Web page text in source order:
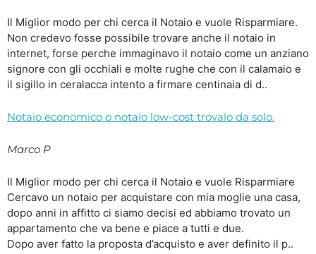
Il Miglior modo per chi cerca il Notaio e vuole Risparmiare.
Non credevo fosse possibile trovare anche il notaio in
internet, forse perche immaginavo il notaio come un anziano
signore con gli occhiali e molte rughe che con il calamaio e
il sigillo in ceralacca intento a firmare centinaia di d..
Notaio economico o notaio low-cost trovalo da solo.
Marco P
Il Miglior modo per chi cerca il Notaio e vuole Risparmiare
Cercavo un notaio per acquistare con mia moglie una casa,
dopo anni in affitto ci siamo decisi ed abbiamo trovato un
appartamento che va bene e piace a tutti e due.
Dopo aver fatto la proposta d’acquisto e aver definito il p..